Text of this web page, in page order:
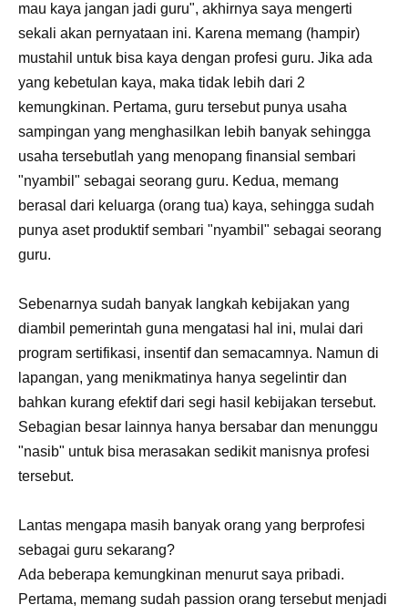
mau kaya jangan jadi guru", akhirnya saya mengerti
sekali akan pernyataan ini. Karena memang (hampir)
mustahil untuk bisa kaya dengan profesi guru. Jika ada
yang kebetulan kaya, maka tidak lebih dari 2
kemungkinan. Pertama, guru tersebut punya usaha
sampingan yang menghasilkan lebih banyak sehingga
usaha tersebutlah yang menopang finansial sembari
"nyambil" sebagai seorang guru. Kedua, memang
berasal dari keluarga (orang tua) kaya, sehingga sudah
punya aset produktif sembari "nyambil" sebagai seorang
guru.
Sebenarnya sudah banyak langkah kebijakan yang
diambil pemerintah guna mengatasi hal ini, mulai dari
program sertifikasi, insentif dan semacamnya. Namun di
lapangan, yang menikmatinya hanya segelintir dan
bahkan kurang efektif dari segi hasil kebijakan tersebut.
Sebagian besar lainnya hanya bersabar dan menunggu
"nasib" untuk bisa merasakan sedikit manisnya profesi
tersebut.
Lantas mengapa masih banyak orang yang berprofesi
sebagai guru sekarang?
Ada beberapa kemungkinan menurut saya pribadi.
Pertama, memang sudah passion orang tersebut menjadi